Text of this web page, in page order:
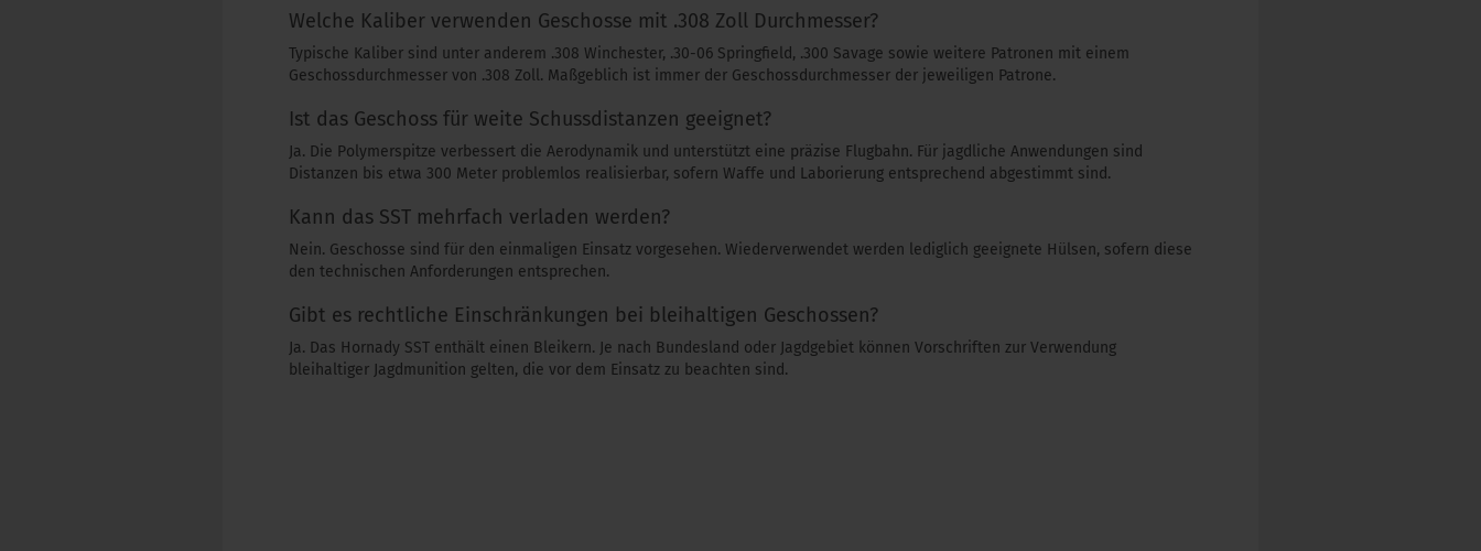
Welche Kaliber verwenden Geschosse mit .308 Zoll Durchmesser?
Typische Kaliber sind unter anderem .308 Winchester, .30-06 Springfield, .300 Savage sowie weitere Patronen mit einem
Geschossdurchmesser von .308 Zoll. Maßgeblich ist immer der Geschossdurchmesser der jeweiligen Patrone.
Ist das Geschoss für weite Schussdistanzen geeignet?
Ja. Die Polymerspitze verbessert die Aerodynamik und unterstützt eine präzise Flugbahn. Für jagdliche Anwendungen sind
Distanzen bis etwa 300 Meter problemlos realisierbar, sofern Waffe und Laborierung entsprechend abgestimmt sind.
Kann das SST mehrfach verladen werden?
Nein. Geschosse sind für den einmaligen Einsatz vorgesehen. Wiederverwendet werden lediglich geeignete Hülsen, sofern diese
den technischen Anforderungen entsprechen.
Gibt es rechtliche Einschränkungen bei bleihaltigen Geschossen?
Ja. Das Hornady SST enthält einen Bleikern. Je nach Bundesland oder Jagdgebiet können Vorschriften zur Verwendung
bleihaltiger Jagdmunition gelten, die vor dem Einsatz zu beachten sind.